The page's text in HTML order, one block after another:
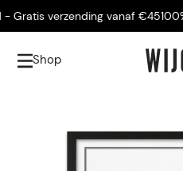
verzending vanaf €45100%
Shop